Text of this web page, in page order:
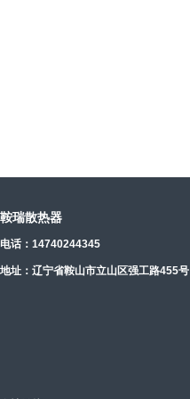
鞍瑞散热器
电话：14740244345
地址：辽宁省鞍山市立山区强工路455号